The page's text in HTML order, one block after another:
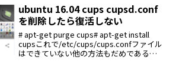
ubuntu 16.04 cups cupsd.conf
を削除したら復活しない
# apt-get purge cups# apt-get install
cupsこれで/etc/cups/cups.confファイル
はできていない他の方法もだめである解